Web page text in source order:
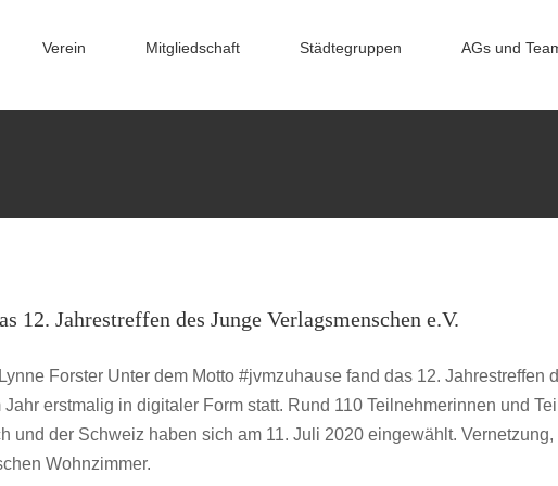
Verein Mitgliedschaft Städtegruppen AGs und
JVM Jahrestreffen jvmzuhause
12. Jahrestreffen des Junge Verlagsmenschen e.V.
Forster Unter dem Motto #jvmzuhause fand das 12. Jahrestreffen
erstmalig in digitaler Form statt. Rund 110 Teilnehmerinnen und
und der Schweiz haben sich am 11. Juli 2020 eingewählt. Vernetzung,
Wohnzimmer.